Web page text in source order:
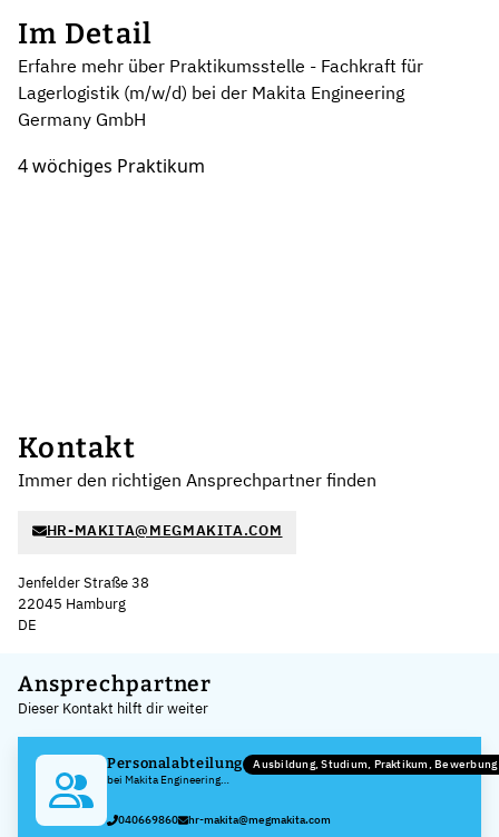
Im Detail
Erfahre mehr über Praktikumsstelle - Fachkraft für
Lagerlogistik (m/w/d) bei der Makita Engineering
Germany GmbH
4 wöchiges Praktikum
Kontakt
Immer den richtigen Ansprechpartner finden
HR-MAKITA@MEGMAKITA.COM
Jenfelder Straße 38
22045 Hamburg
DE
+
−
Ansprechpartner
Dieser Kontakt hilft dir weiter
Personalabteilung
bei Makita Engineering
Ausbildung, Studium, Praktikum,
040669860 hr-makita@megmakita.com